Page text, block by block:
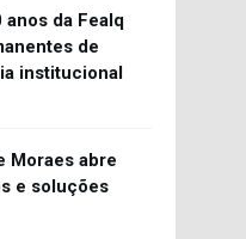
da Fealq
de
institucional
Moraes abre
e soluções